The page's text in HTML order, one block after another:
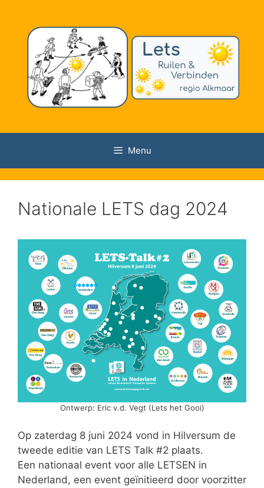
Menu
Nationale LETS dag 2024
Ontwerp: Eric v.d. Vegt (Lets het Gooi)
Op zaterdag 8 juni 2024 vond in Hilversum de
tweede editie van LETS Talk #2 plaats.
Een nationaal event voor alle LETSEN in
Nederland, een event geïnitieerd door voorzitter